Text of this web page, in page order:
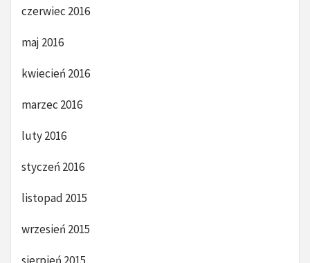
czerwiec 2016
maj 2016
kwiecień 2016
marzec 2016
luty 2016
styczeń 2016
listopad 2015
wrzesień 2015